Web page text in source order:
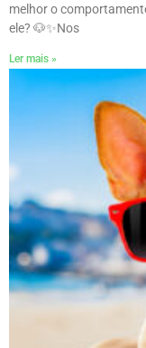
melhor o
ele? 🐶✨ㅤNos
Ler mais »